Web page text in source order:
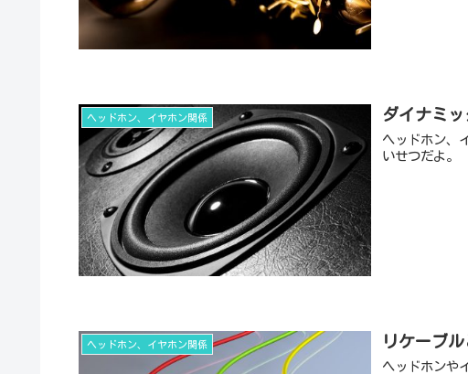
ヘッドホン、イヤホン関係 ダイナミ
ヘッドホン、
いせつだよ。
ヘッドホン、イヤホン関係 リケーブ
ヘッドホンや